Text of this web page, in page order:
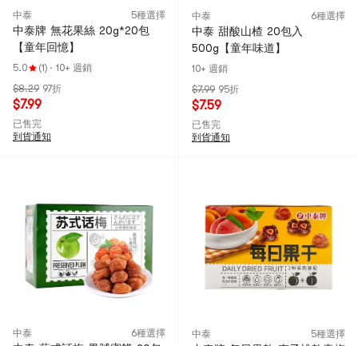
中泰 5種選擇
中泰牌 無花果絲 20g*20包
【童年回憶】
5.0 (1) · 10+ 週銷
$8.29 97折
$7.99
已售完
到貨通知
中泰 6種選擇
中泰 甜酸山楂 20包入
500g【童年味道】
10+ 週銷
$7.99 95折
$7.59
已售完
到貨通知
中泰 6種選擇 中泰 5種選擇